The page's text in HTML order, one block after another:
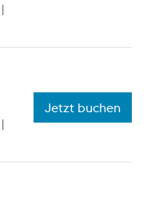
Jetzt buchen